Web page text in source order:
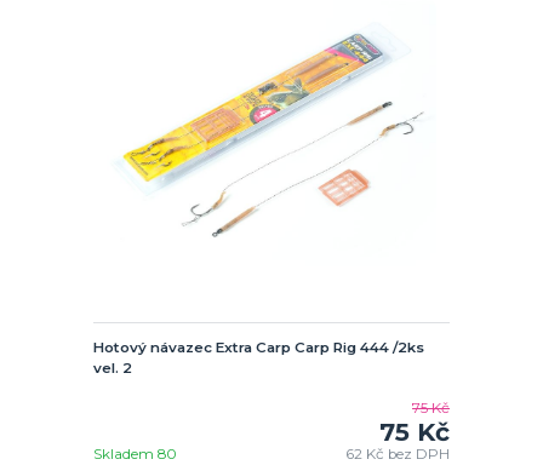
Hotový návazec Extra Carp Carp Rig 444 /2ks
vel. 2
75 Kč
75 Kč
62 Kč bez DPH
Skladem 80